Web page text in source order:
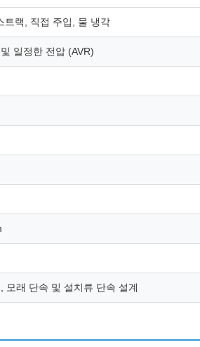
트랙, 직접 주입, 물 냉각
일정한 전압 (AVR)
모래 단속 및 설치류 단속 설계